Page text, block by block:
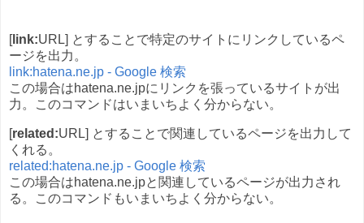
[link:URL] とすることで特定のサイトにリンクしているペ
ージを出力。
link:hatena.ne.jp - Google 検索
この場合はhatena.ne.jpにリンクを張っているサイトが出
力。このコマンドはいまいちよく分からない。
[related:URL] とすることで関連しているページを出力して
くれる。
related:hatena.ne.jp - Google 検索
この場合はhatena.ne.jpと関連しているページが出力され
る。このコマンドもいまいちよく分からない。